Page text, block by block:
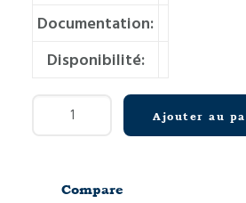
Documentation:
Disponibilité:
quantité
antiintrusion
Ajouter au
Compare